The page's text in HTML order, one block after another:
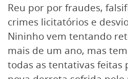
Reu por por fraudes,
crimes licitatórios e
Nininho vem tentando
mais de um ano, mas
todas as tentativas feitas